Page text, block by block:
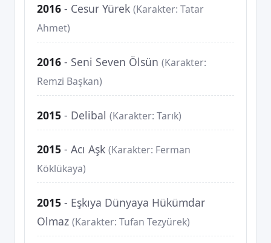
2016 - Cesur Yürek (Karakter: Tatar
Ahmet)
2016 - Seni Seven Ölsün (Karakter:
Remzi Başkan)
2015 - Delibal (Karakter: Tarık)
2015 - Acı Aşk (Karakter: Ferman
Köklükaya)
2015 - Eşkıya Dünyaya Hükümdar
Olmaz (Karakter: Tufan Tezyürek)